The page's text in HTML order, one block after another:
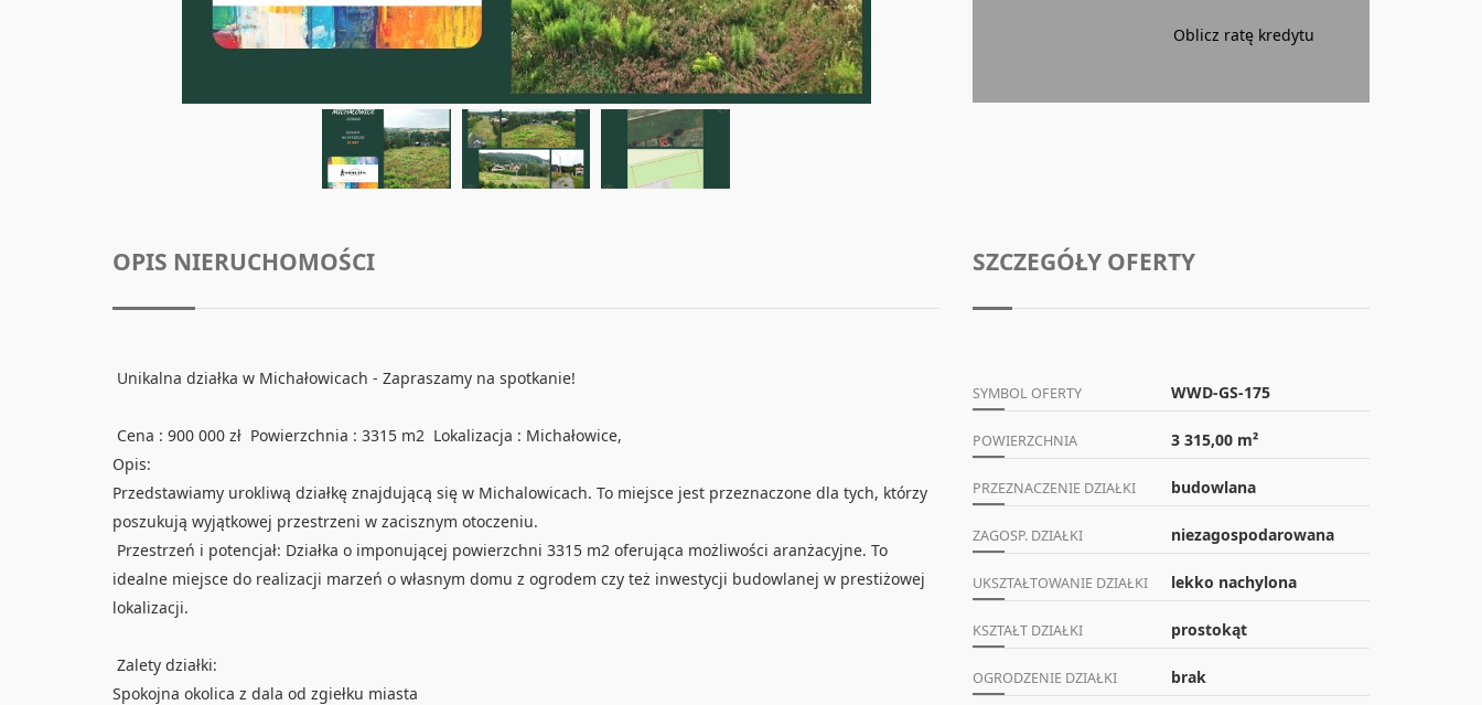
Oblicz ratę kredytu
OPIS NIERUCHOMOŚCI
Unikalna działka w Michałowicach - Zapraszamy na spotkanie!
Cena : 900 000 zł Powierzchnia : 3315 m2 Lokalizacja : Michałowice,
Opis:
Przedstawiamy urokliwą działkę znajdującą się w Michalowicach. To miejsce jest przeznaczone dla tych, którzy
poszukują wyjątkowej przestrzeni w zacisznym otoczeniu.
Przestrzeń i potencjał: Działka o imponującej powierzchni 3315 m2 oferująca możliwości aranżacyjne. To
idealne miejsce do realizacji marzeń o własnym domu z ogrodem czy też inwestycji budowlanej w prestiżowej
lokalizacji.
Zalety działki:
Spokojna okolica z dala od zgiełku miasta
SZCZEGÓŁY OFERTY
SYMBOL OFERTY WWD-GS-175
POWIERZCHNIA 3 315,00 m²
PRZEZNACZENIE DZIAŁKI budowlana
ZAGOSP. DZIAŁKI niezagospodarowana
UKSZTAŁTOWANIE DZIAŁKI lekko nachylona
KSZTAŁT DZIAŁKI prostokąt
OGRODZENIE DZIAŁKI brak